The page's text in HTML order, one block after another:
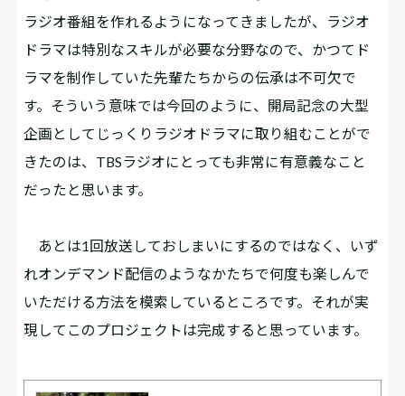
ラジオ番組を作れるようになってきましたが、ラジオ
ドラマは特別なスキルが必要な分野なので、かつてド
ラマを制作していた先輩たちからの伝承は不可欠で
す。そういう意味では今回のように、開局記念の大型
企画としてじっくりラジオドラマに取り組むことがで
きたのは、TBSラジオにとっても非常に有意義なこと
だったと思います。
あとは1回放送しておしまいにするのではなく、いず
れオンデマンド配信のようなかたちで何度も楽しんで
いただける方法を模索しているところです。それが実
現してこのプロジェクトは完成すると思っています。